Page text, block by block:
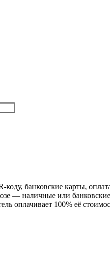
банковские карты,
— наличные или
оплачивает 100% её